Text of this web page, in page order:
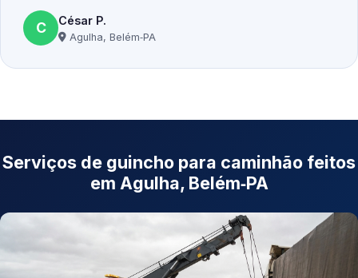
C César P.
Agulha, Belém‑PA
Serviços de guincho para caminhão feitos
em Agulha, Belém‑PA